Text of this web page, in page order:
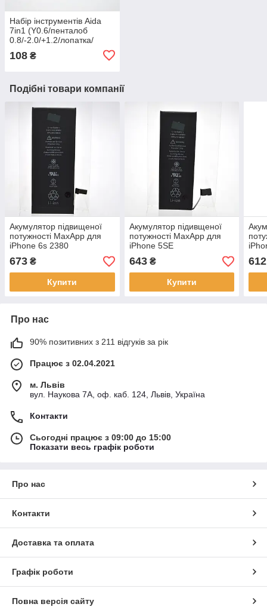
Набір інструментів Aida
7in1 (Y0.6/пенталоб
0.8/-2.0/+1.2/лопатка/
108 ₴
Подібні товари компанії
Акумулятор підвищеної
потужності MaxApp для
iPhone 6s 2380
mAh/APN:616-00036
673 ₴
Купити
Акумулятор підивщеної
потужності MaxApp для
iPhone 5SE
2000mAh/APN:616-00106
643₴
Купити
612
Про нас
90% позитивних з 211 відгуків за рік
Працює з 02.04.2021
м. Львів
вул. Наукова 7А, оф. каб. 124, Львів, Україна
Контакти
Сьогодні працює з 09:00 до 15:00
Показати весь графік роботи
Про нас
Контакти
Доставка та оплата
Графік роботи
Повна версія сайту